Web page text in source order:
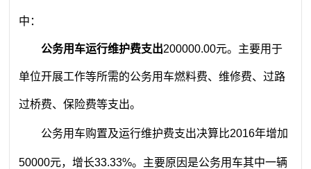
中：
公务用车运行维护费支出200000.00元。主要用于
单位开展工作等所需的公务用车燃料费、维修费、过路
过桥费、保险费等支出。
公务用车购置及运行维护费支出决算比2016年增加
50000元，增长33.33%。主要原因是公务用车其中一辆